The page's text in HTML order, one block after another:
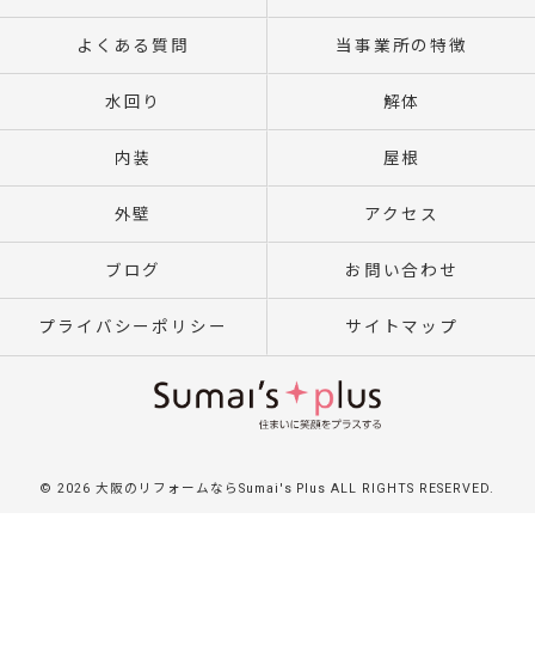
よくある質問 当事業所の特徴
水回り 解体
内装 屋根
外壁 アクセス
ブログ お問い合わせ
プライバシーポリシー サイトマップ
© 2026 大阪のリフォームならSumai's Plus ALL RIGHTS RESERVED.